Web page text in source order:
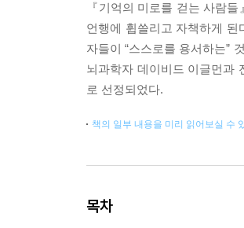
『기억의 미로를 걷는 사람
언행에 휩쓸리고 자책하게 된
자들이 “스스로를 용서하는”
뇌과학자 데이비드 이글먼과
로 선정되었다.
책의 일부 내용을 미리 읽어보실 수
목차